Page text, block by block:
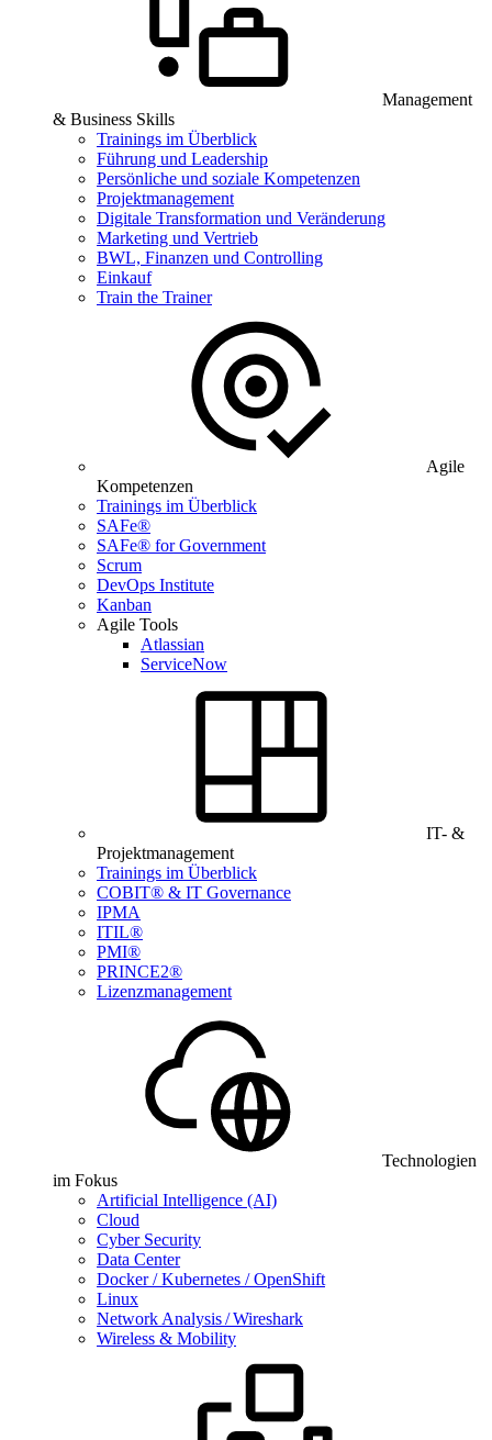
Management
& Business Skills
Trainings im Überblick
Führung und Leadership
Persönliche und soziale Kompetenzen
Projektmanagement
Digitale Transformation und Veränderung
Marketing und Vertrieb
BWL, Finanzen und Controlling
Einkauf
Train the Trainer
Agile
Kompetenzen
Trainings im Überblick
SAFe®
SAFe® for Government
Scrum
DevOps Institute
Kanban
Agile Tools
Atlassian
ServiceNow
IT- &
Projektmanagement
Trainings im Überblick
COBIT® & IT Governance
IPMA
ITIL®
PMI®
PRINCE2®
Lizenzmanagement
Technologien
im Fokus
Artificial Intelligence (AI)
Cloud
Cyber Security
Data Center
Docker / Kubernetes / OpenShift
Linux
Network Analysis / Wireshark
Wireless & Mobility